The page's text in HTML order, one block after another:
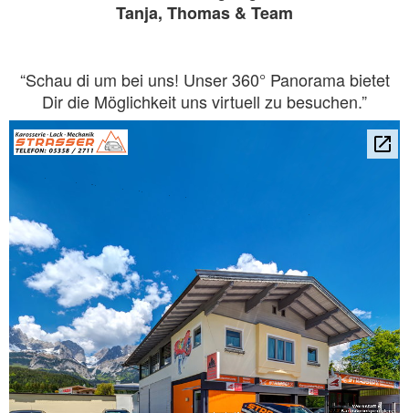
Tanja, Thomas & Team
“Schau di um bei uns! Unser 360° Panorama bietet
Dir die Möglichkeit uns virtuell zu besuchen.”